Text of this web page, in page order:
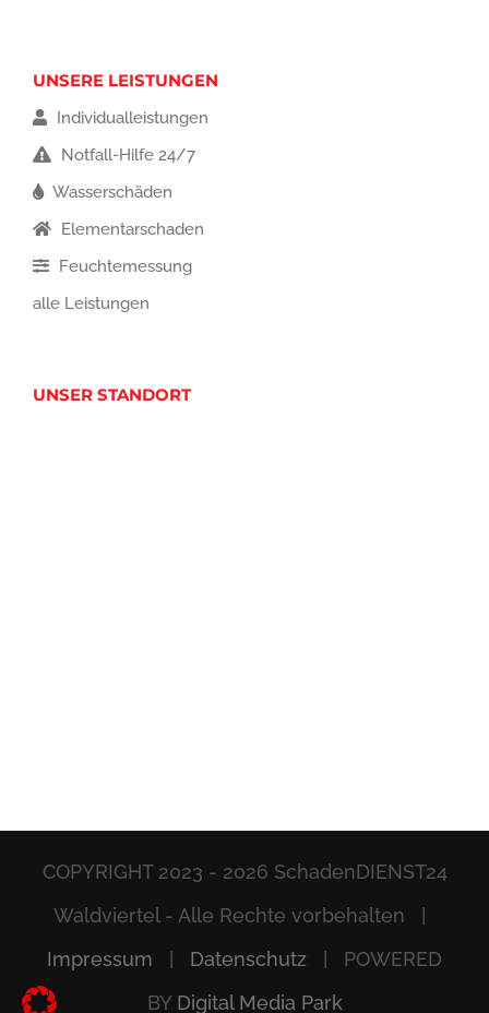
UNSERE LEISTUNGEN
Individualleistungen
Notfall-Hilfe 24/7
Wasserschäden
Elementarschaden
Feuchtemessung
alle Leistungen
UNSER STANDORT
COPYRIGHT 2023 - 2026 SchadenDIENST24
Waldviertel - Alle Rechte vorbehalten |
Impressum
Datenschutz | POWERED
BY Digital Media Park